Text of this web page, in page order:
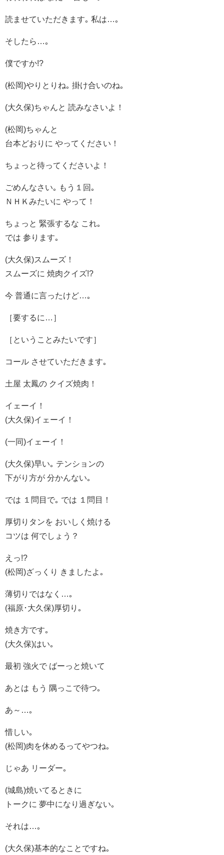
読ませていただきます｡ 私は…｡
そしたら…｡
僕ですか!?
(松岡)やりとりね｡ 掛け合いのね｡
(大久保)ちゃんと 読みなさいよ！
(松岡)ちゃんと
台本どおりに やってください！
ちょっと待ってくださいよ！
ごめんなさい｡ もう１回｡
ＮＨＫみたいに やって！
ちょっと 緊張するな これ｡
では 参ります｡
(大久保)スムーズ！
スムーズに 焼肉クイズ!?
今 普通に言ったけど…｡
［要するに…］
［ということみたいです］
コール させていただきます｡
土屋 太鳳の クイズ焼肉！
イェーイ！
(大久保)イェーイ！
(一同)イェーイ！
(大久保)早い｡ テンションの
下がり方が 分かんない｡
では １問目で｡ では １問目！
厚切りタンを おいしく焼ける
コツは 何でしょう？
えっ!?
(松岡)ざっくり きましたよ｡
薄切りではなく…｡
(福原･大久保)厚切り｡
焼き方です｡
(大久保)はい｡
最初 強火で ばーっと焼いて
あとは もう 隅っこで待つ｡
あ～…｡
惜しい｡
(松岡)肉を休めるってやつね｡
じゃあ リーダー｡
(城島)焼いてるときに
トークに 夢中になり過ぎない｡
それは…｡
(大久保)基本的なことですね｡